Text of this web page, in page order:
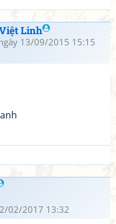
Linh
13/09/2015 15:15
02/2017 13:32